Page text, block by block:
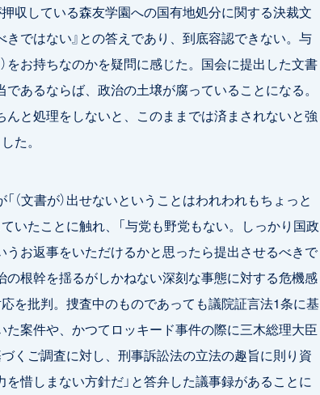
収している森友学園への国有地処分に関する決裁文
ではない』との答えであり、到底容認できない。与
をお持ちなのかを疑問に感じた。国会に提出した文書
あるならば、政治の土壌が腐っていることになる。
んと処理をしないと、このままでは済まされないと強
た。
（文書が）出せないということはわれわれもちょっと
いたことに触れ、「与党も野党もない。しっかり国政
うお返事をいただけるかと思ったら提出させるべきで
の根幹を揺るがしかねない深刻な事態に対する危機感
を批判。捜査中のものであっても議院証言法1条に基
た案件や、かつてロッキード事件の際に三木総理大臣
くご調査に対し、刑事訴訟法の立法の趣旨に則り資
惜しまない方針だ」と答弁した議事録があることに